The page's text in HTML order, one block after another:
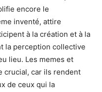
encore le
inventé, attire
à la création et à la
la perception collective
lieu. Les memes et
crucial, car ils rendent
de ceux qui la